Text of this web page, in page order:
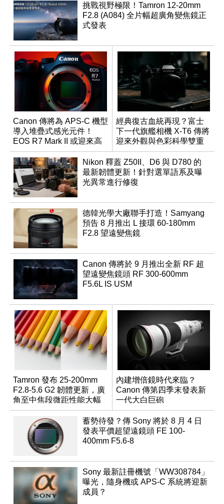
挑戰視野極限！Tamron 12-20mm
F2.8 (A084) 全片幅超廣角變焦鏡正
式發表
Canon 傳將為 APS-C 機型
導入堆疊式感光元件！
EOS R7 Mark II 或迎來高
速讀出升級
經典復古血統再現？富士
下一代旗艦相機 X-T6 傳將
迎來外觀與色彩科學雙重
優化
Nikon 釋蓋 Z50II、D6 與 D780 的
最新韌體更新！針對選單語系及曝
光異常進行修復
德韓光學大廠聯手打造！Samyang
預告 8 月推出 L 接環 60-180mm
F2.8 望遠變焦鏡
Canon 傳將於 9 月推出全新 RF 超
望遠變焦鏡頭 RF 300-600mm
F5.6L IS USM
Tamron 發布 25-200mm
F2.8-5.6 G2 韌體更新，廣
角至中焦段微距性能大幅
升級
內建增倍鏡時代來臨？
Canon 傳第四季末發表新
一代大白巨砲
蓄勢待發？傳 Sony 將於 8 月 4 日
發表平價超望遠鏡頭 FE 100-
400mm F5.6-8
Sony 最新註冊機號「WW308784」
曝光，隨身機或 APS-C 系統將迎新
成員？